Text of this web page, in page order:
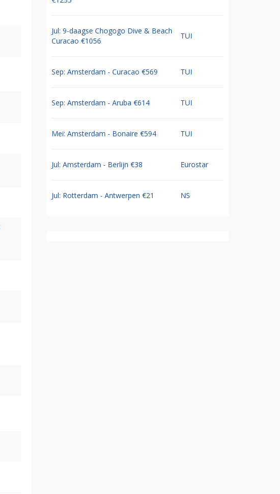
Jul: 9-daagse Chogogo Dive & Beach
Curacao €1056
TUI
Sep: Amsterdam - Curacao €569 TUI
Sep: Amsterdam - Aruba €614 TUI
Mei: Amsterdam - Bonaire €594 TUI
Jul: Amsterdam - Berlijn €38 Eurostar
Jul: Rotterdam - Antwerpen €21 NS